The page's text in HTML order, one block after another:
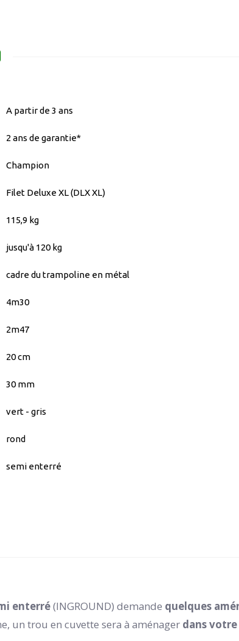
A partir de 3 ans
2 ans de garantie*
Champion
Filet Deluxe XL (DLX XL)
115,9 kg
jusqu'à 120 kg
cadre du trampoline en métal
4m30
2m47
20 cm
30 mm
vert - gris
rond
semi enterré
enterré(INGROUND) demande quelques
un trou en cuvette sera à aménager dans